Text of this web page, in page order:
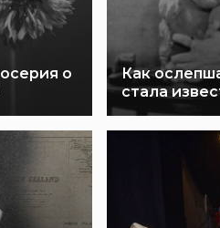
о
Как
стала